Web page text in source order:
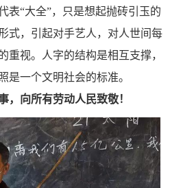
表“大全”，只是想起抛砖引玉的
式，引起对手艺人，对人世间每
重视。人字的结构是相互支撑，
是一个文明社会的标准。
，向所有劳动人民致敬！